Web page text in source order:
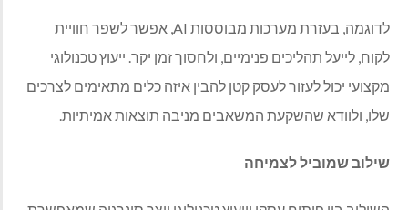
לדוגמה, בעזרת מערכות מבוססות AI, אפשר לשפר חוויית
לקוח, לייעל תהליכים פנימיים, ולחסוך זמן יקר. ייעוץ טכנולוגי
מקצועי יכול לעזור לעסק קטן להבין איזה כלים מתאימים לצרכים
שלו, ולוודא שהשקעת המשאבים מניבה תוצאות אמיתיות.
שילוב שמוביל לצמיחה